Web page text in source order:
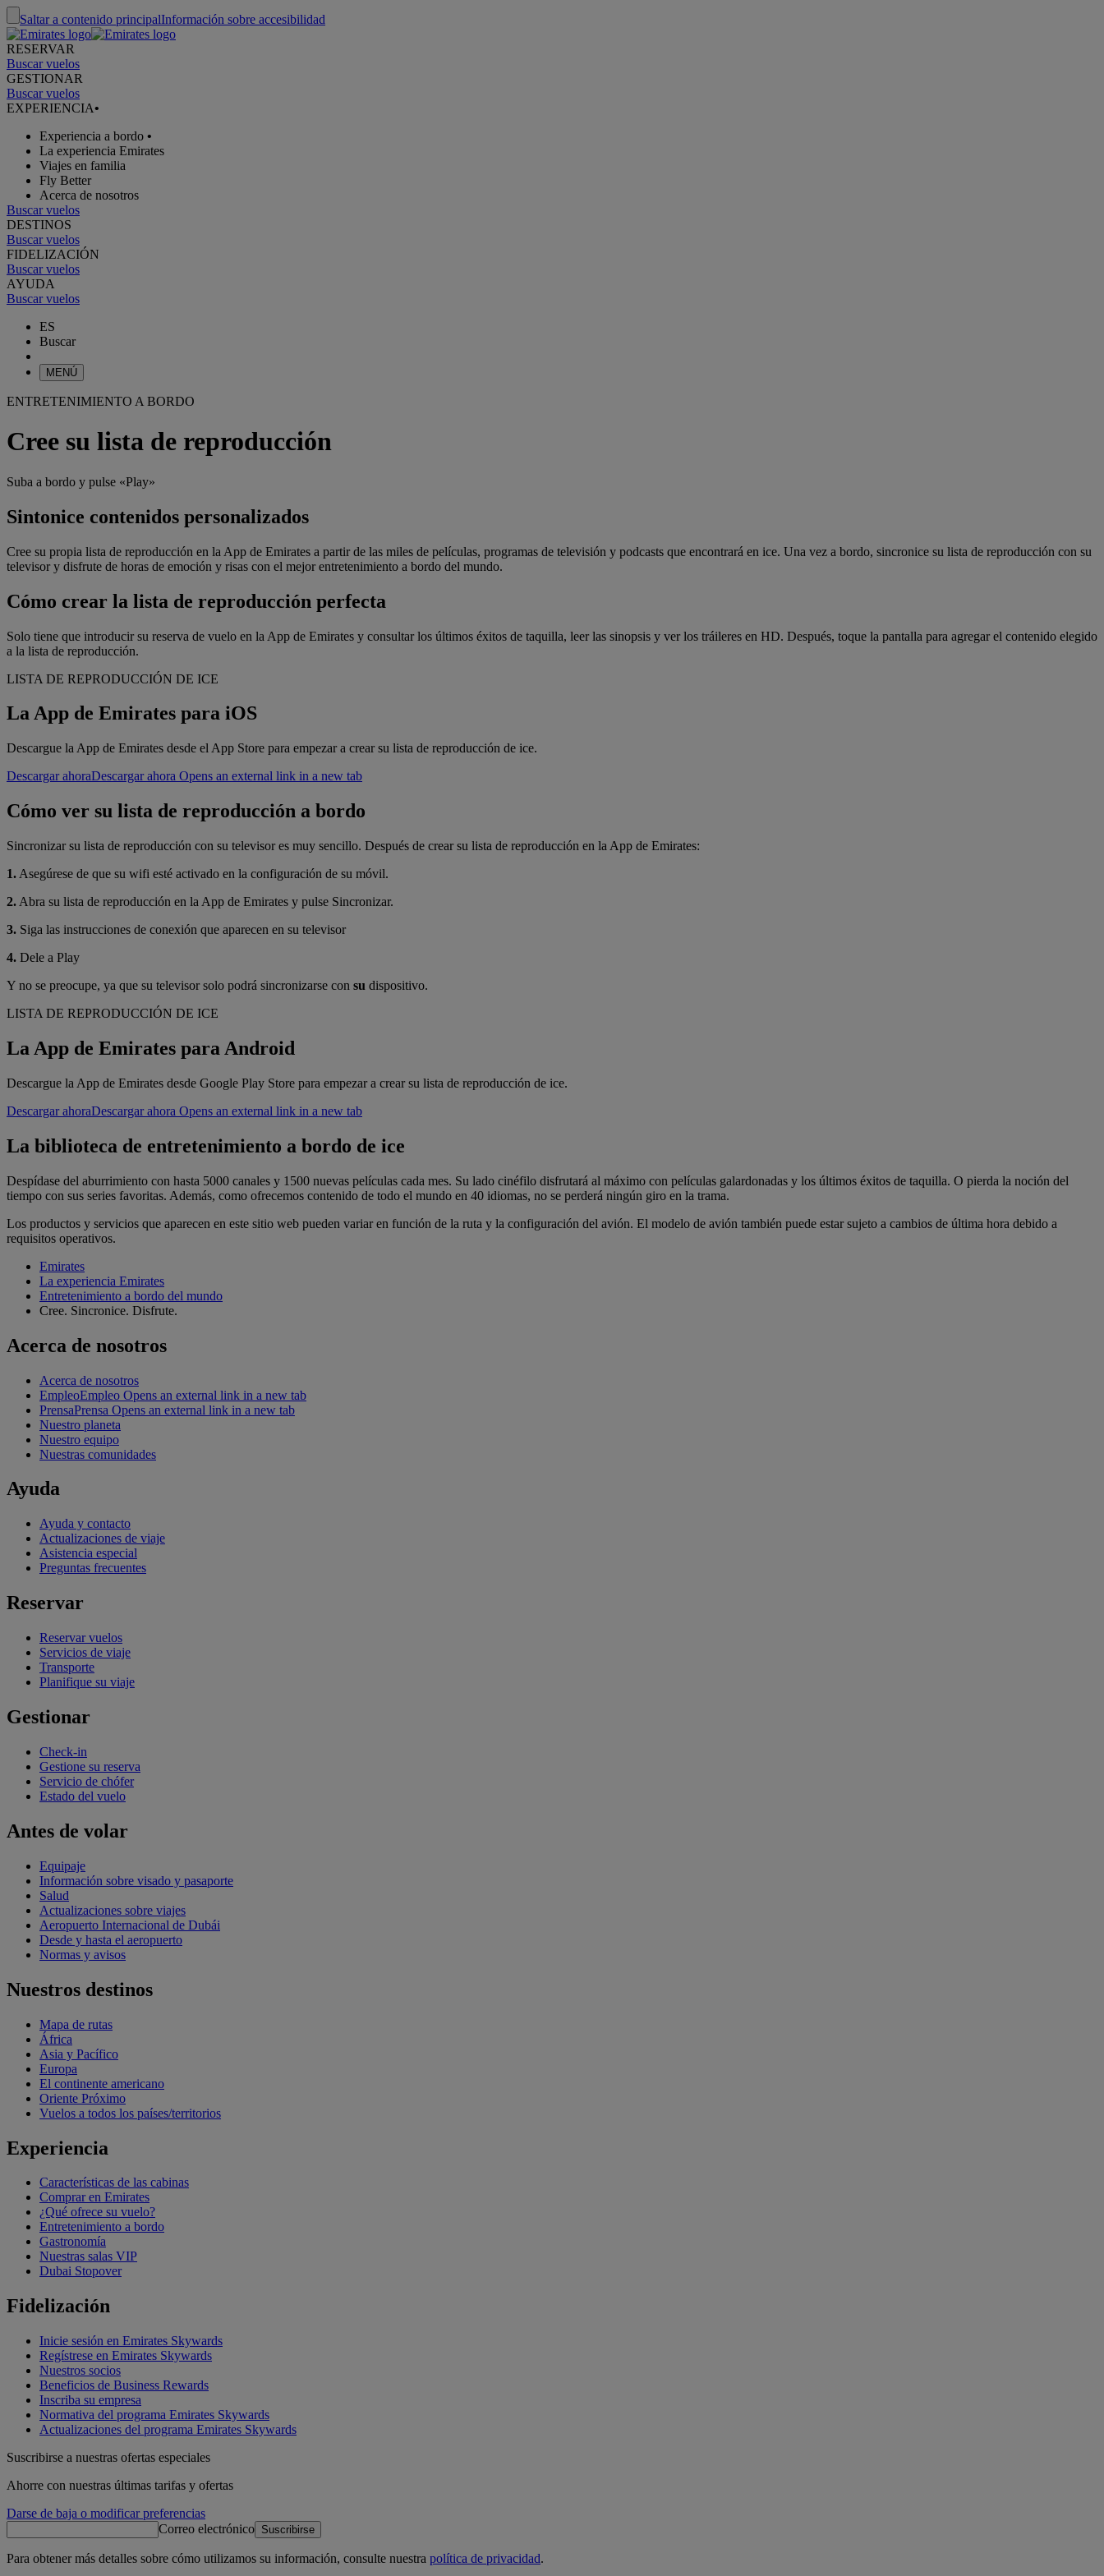
Saltar a contenido principalInformación sobre accesibilidad
RESERVAR
Buscar vuelos
GESTIONAR
Buscar vuelos
EXPERIENCIA•
Experiencia a bordo •
La experiencia Emirates
Viajes en familia
Fly Better
Acerca de nosotros
Buscar vuelos
DESTINOS
Buscar vuelos
FIDELIZACIÓN
Buscar vuelos
AYUDA
Buscar vuelos
ES
Buscar
MENÚ
ENTRETENIMIENTO A BORDO
Cree su lista de reproducción
Suba a bordo y pulse «Play»
Sintonice contenidos personalizados
Cree su propia lista de reproducción en la App de Emirates a partir de las miles de películas, programas de televisión y podcasts que encontrará en ice. Una vez a bordo, sincronice su lista de reproducción con su
televisor y disfrute de horas de emoción y risas con el mejor entretenimiento a bordo del mundo.
Cómo crear la lista de reproducción perfecta
Solo tiene que introducir su reserva de vuelo en la App de Emirates y consultar los últimos éxitos de taquilla, leer las sinopsis y ver los tráileres en HD. Después, toque la pantalla para agregar el contenido elegido
a la lista de reproducción.
LISTA DE REPRODUCCIÓN DE ICE
La App de Emirates para iOS
Descargue la App de Emirates desde el App Store para empezar a crear su lista de reproducción de ice.
Descargar ahoraDescargar ahora Opens an external link in a new tab
Cómo ver su lista de reproducción a bordo
Sincronizar su lista de reproducción con su televisor es muy sencillo. Después de crear su lista de reproducción en la App de Emirates:
1. Asegúrese de que su wifi esté activado en la configuración de su móvil.
2. Abra su lista de reproducción en la App de Emirates y pulse Sincronizar.
3. Siga las instrucciones de conexión que aparecen en su televisor
4. Dele a Play
Y no se preocupe, ya que su televisor solo podrá sincronizarse con su dispositivo.
LISTA DE REPRODUCCIÓN DE ICE
La App de Emirates para Android
Descargue la App de Emirates desde Google Play Store para empezar a crear su lista de reproducción de ice.
Descargar ahoraDescargar ahora Opens an external link in a new tab
La biblioteca de entretenimiento a bordo de ice
Despídase del aburrimiento con hasta 5000 canales y 1500 nuevas películas cada mes. Su lado cinéfilo disfrutará al máximo con películas galardonadas y los últimos éxitos de taquilla. O pierda la noción del
tiempo con sus series favoritas. Además, como ofrecemos contenido de todo el mundo en 40 idiomas, no se perderá ningún giro en la trama.
Los productos y servicios que aparecen en este sitio web pueden variar en función de la ruta y la configuración del avión. El modelo de avión también puede estar sujeto a cambios de última hora debido a
requisitos operativos.
Emirates
La experiencia Emirates
Entretenimiento a bordo del mundo
Cree. Sincronice. Disfrute.
Acerca de nosotros
Acerca de nosotros
EmpleoEmpleo Opens an external link in a new tab
PrensaPrensa Opens an external link in a new tab
Nuestro planeta
Nuestro equipo
Nuestras comunidades
Ayuda
Ayuda y contacto
Actualizaciones de viaje
Asistencia especial
Preguntas frecuentes
Reservar
Reservar vuelos
Servicios de viaje
Transporte
Planifique su viaje
Gestionar
Check-in
Gestione su reserva
Servicio de chófer
Estado del vuelo
Antes de volar
Equipaje
Información sobre visado y pasaporte
Salud
Actualizaciones sobre viajes
Aeropuerto Internacional de Dubái
Desde y hasta el aeropuerto
Normas y avisos
Nuestros destinos
Mapa de rutas
África
Asia y Pacífico
Europa
El continente americano
Oriente Próximo
Vuelos a todos los países/territorios
Experiencia
Características de las cabinas
Comprar en Emirates
¿Qué ofrece su vuelo?
Entretenimiento a bordo
Gastronomía
Nuestras salas VIP
Dubai Stopover
Fidelización
Inicie sesión en Emirates Skywards
Regístrese en Emirates Skywards
Nuestros socios
Beneficios de Business Rewards
Inscriba su empresa
Normativa del programa Emirates Skywards
Actualizaciones del programa Emirates Skywards
Suscribirse a nuestras ofertas especiales
Ahorre con nuestras últimas tarifas y ofertas
Darse de baja o modificar preferencias
Correo electrónico Suscribirse
Para obtener más detalles sobre cómo utilizamos su información, consulte nuestra política de privacidad.